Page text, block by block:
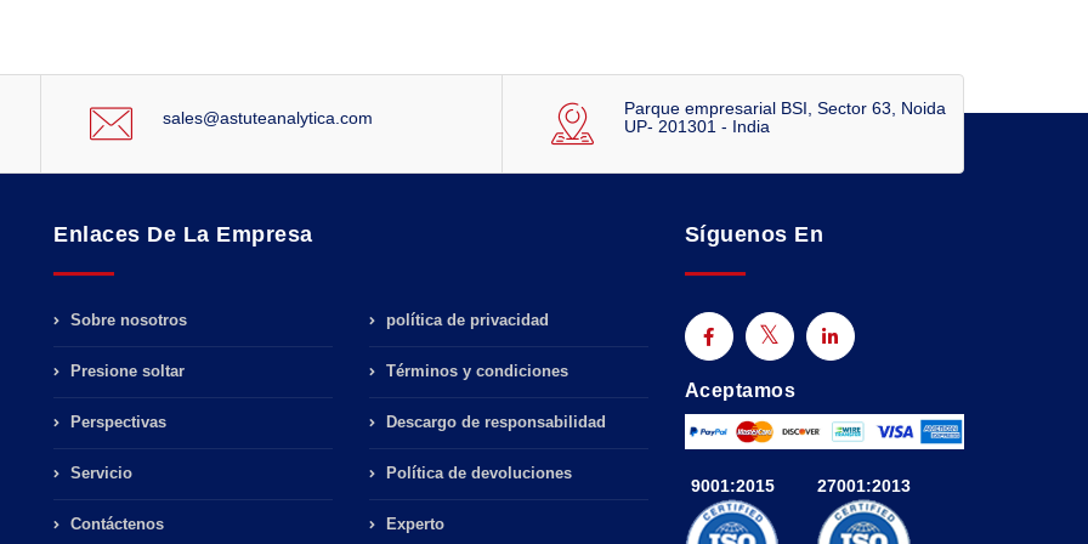
sales@astuteanalytica.com
Parque empresarial BSI, Sector 63, Noida
UP- 201301 - India
Enlaces De La Empresa
Sobre nosotros
Presione soltar
Perspectivas
Servicio
Contáctenos
política de privacidad
Términos y condiciones
Descargo de responsabilidad
Política de devoluciones
Experto
Síguenos En
Aceptamos
9001:2015 27001:2013